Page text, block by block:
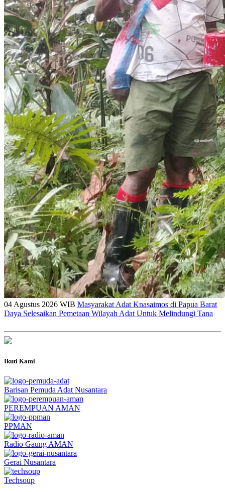
04 Agustus 2026 WIB Masyarakat Adat Knasaimos di Papua Barat
Daya Selesaikan Pemetaan Wilayah Adat Untuk Melindungi Tana
Ikuti Kami
Barisan Pemuda Adat Nusantara
PEREMPUAN AMAN
PPMAN
Radio Gaung AMAN
Gerai Nusantara
Techsoup